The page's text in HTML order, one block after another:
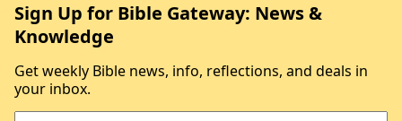
Sign Up for Bible Gateway: News &
Knowledge
Get weekly Bible news, info, reflections, and deals in
your inbox.